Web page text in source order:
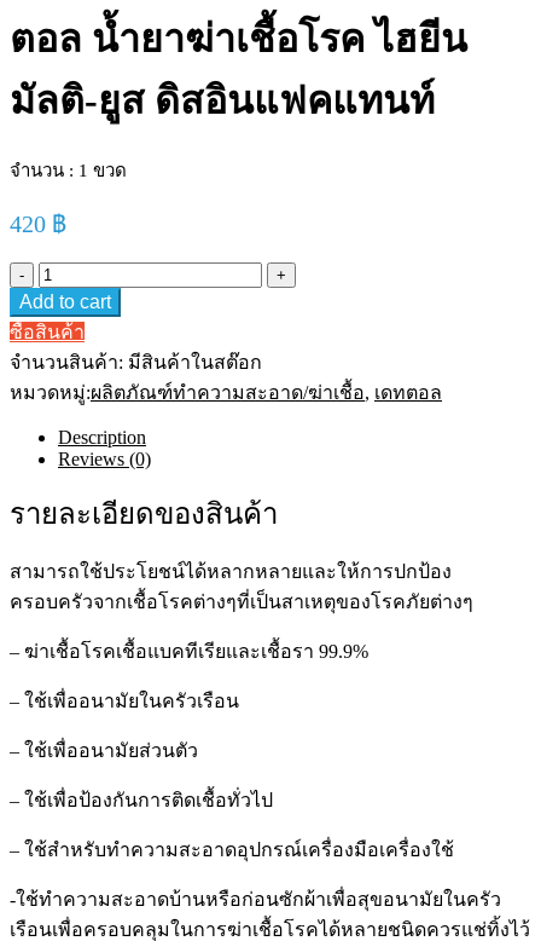
ตอล น้ำยาฆ่าเชื้อโรค ไฮยีน
มัลติ-ยูส ดิสอินแฟคแทนท์
จำนวน : 1 ขวด
420 ฿
Dettol
500
mL
Antiseptic
ฆ่า
เชื้อ
ไฮ
มัลติ-
สอินแฟค
ท์
Add to cart
ซื้อสินค้า
จำนวนสินค้า: มีสินค้าในสต๊อก
หมวดหมู่:ผลิตภัณฑ์ทําความสะอาด/ฆ่าเชื้อ, เดทตอล
Description
Reviews (0)
รายละเอียดของสินค้า
สามารถใช้ประโยชน์ได้หลากหลายและให้การปกป้อง
ครอบครัวจากเชื้อโรคต่างๆที่เป็นสาเหตุของโรคภัยต่างๆ
– ฆ่าเชื้อโรคเชื้อแบคทีเรียและเชื้อรา 99.9%
– ใช้เพื่ออนามัยในครัวเรือน
– ใช้เพื่ออนามัยส่วนตัว
– ใช้เพื่อป้องกันการติดเชื้อทั่วไป
– ใช้สำหรับทำความสะอาดอุปกรณ์เครื่องมือเครื่องใช้
-ใช้ทำความสะอาดบ้านหรือก่อนซักผ้าเพื่อสุขอนามัยในครัว
เรือนเพื่อครอบคลุมในการฆ่าเชื้อโรคได้หลายชนิดควรแช่ทิ้งไว้